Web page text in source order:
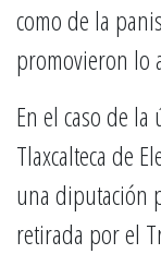
como de la
promovieron lo
En el caso de
Tlaxcalteca de
una diputación
retirada por el